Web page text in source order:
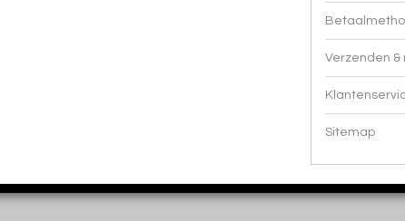
Verzenden
Sitemap